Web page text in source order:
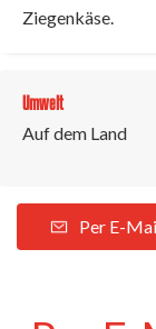
Ziegenkäse.
Umwelt
Auf dem Land
Per E-